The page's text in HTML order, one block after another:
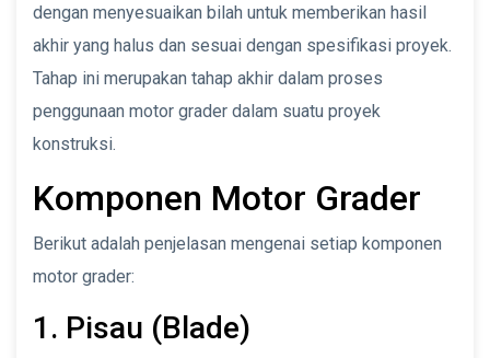
dengan menyesuaikan bilah untuk memberikan hasil
akhir yang halus dan sesuai dengan spesifikasi proyek.
Tahap ini merupakan tahap akhir dalam proses
penggunaan motor grader dalam suatu proyek
konstruksi.
Komponen Motor Grader
Berikut adalah penjelasan mengenai setiap komponen
motor grader:
1. Pisau (Blade)